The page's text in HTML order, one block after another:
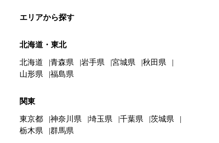
エリアから探す
北海道・東北
北海道 青森県 岩手県 宮城県
秋田県
山形県
福島県
関東
東京都 神奈川県 埼玉県 千葉県
茨城県
栃木県
群馬県